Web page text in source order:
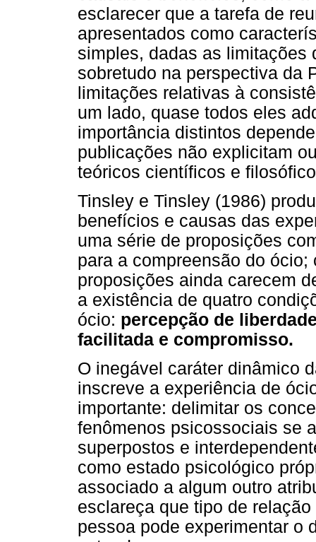
esclarecer que a tarefa de
apresentados como
simples, dadas as limitações
sobretudo na perspectiva da
limitações relativas à
um lado, quase todos eles
importância distintos
publicações não explicitam
teóricos científicos e
Tinsley e Tinsley (1986)
benefícios e causas das
uma série de proposições
para a compreensão do
proposições ainda carecem
a existência de quatro
ócio: percepção de
facilitada e compromisso.
O inegável caráter dinâmico
inscreve a experiência de
importante: delimitar os
fenômenos psicossociais se
superpostos e
como estado psicológico
associado a algum outro
esclareça que tipo de
pessoa pode experimentar o